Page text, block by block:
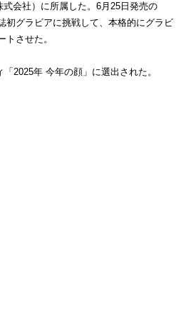
会社）に所属した。6月25日発売の
初グラビアに挑戦して、本格的にグラビ
トさせた。
2025年 今年の顔」に選出された。